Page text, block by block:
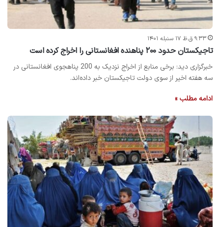
۹:۳۳ ق.ظ ۱۷ سنبله ۱۴۰۱
تاجیکستان حدود ۲۰۰ پناهنده افغانستانی را اخراج کرده است
خبرگزاری دید: برخی منابع از اخراج نزدیک به 200 پناهجوی افغانستانی در
سه هفته اخیر از سوی دولت تاجیکستان خبر داده‌اند.
ادامه مطلب »